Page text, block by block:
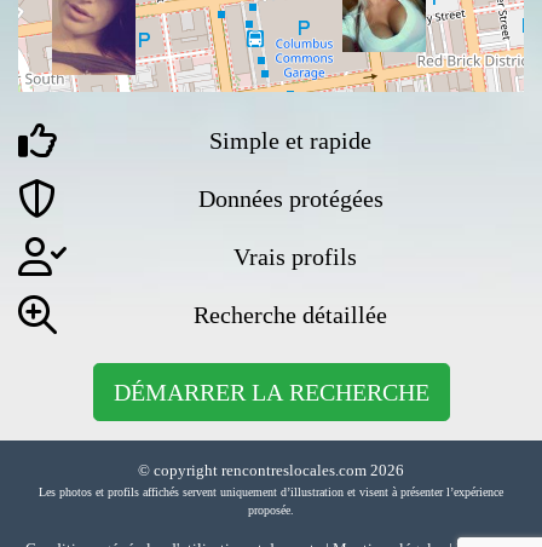
Simple et rapide
Données protégées
Vrais profils
Recherche détaillée
DÉMARRER LA RECHERCHE
© copyright rencontreslocales.com 2026
Les photos et profils affichés servent uniquement d’illustration et visent à présenter l’expérience
proposée.